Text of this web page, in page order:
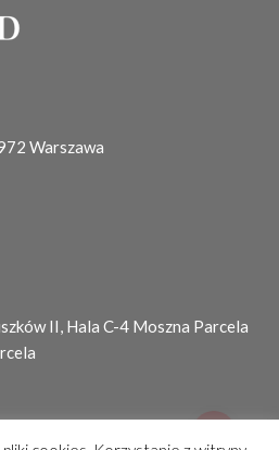
Warszawa
II, Hala C-4 Moszna Parcela